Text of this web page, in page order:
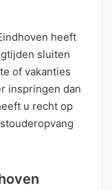
heeft
sluiten
of vakanties
inspringen dan
u recht op